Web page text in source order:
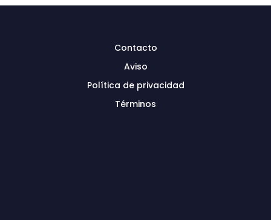
Contacto
Aviso
Política de privacidad
Términos